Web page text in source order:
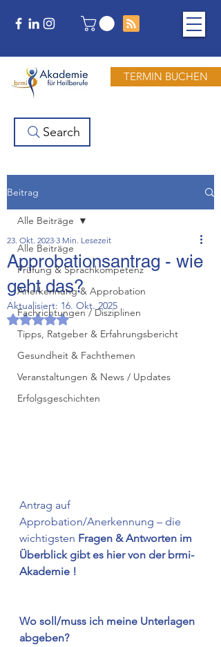
TERMIN BUCHEN
Search
Beitrag
Alle Beiträge
Prüfung & Sprachkompetenz
Anerkennung & Approbation
Fachrichtungen / Disziplinen
Tipps, Ratgeber & Erfahrungsbericht
Gesundheit & Fachthemen
Veranstaltungen & News / Updates
Erfolgsgeschichten
Alle Beiträge
Approbationsantrag - wie
geht das?
23. Okt. 2023 3 Min. Lesezeit
Aktualisiert: 16. Okt. 2025
Mit NaN von 5 Sternen bewertet.
Antrag auf
Approbation/Anerkennung – die
wichtigsten Fragen & Antworten im
Überblick gibt es hier von der brmi-
Akademie !
Wo soll/muss ich meine Unterlagen
abgeben?